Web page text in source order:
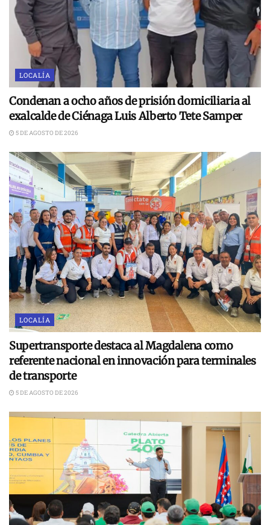
LOCALÍA
Condenan a ocho años de prisión domiciliaria al
exalcalde de Ciénaga Luis Alberto Tete Samper
5 DE AGOSTO DE 2026
LOCALÍA
Supertransporte destaca al Magdalena como
referente nacional en innovación para terminales
de transporte
5 DE AGOSTO DE 2026